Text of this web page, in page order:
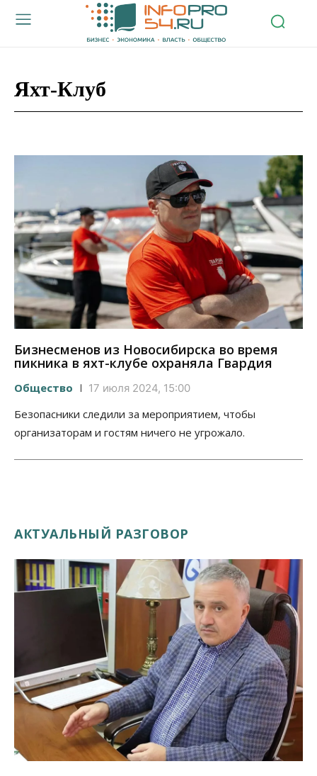
Яхт-Клуб
Бизнесменов из Новосибирска во время
пикника в яхт-клубе охраняла Гвардия
Общество 17 июля 2024, 15:00
Безопасники следили за мероприятием, чтобы
организаторам и гостям ничего не угрожало.
АКТУАЛЬНЫЙ РАЗГОВОР